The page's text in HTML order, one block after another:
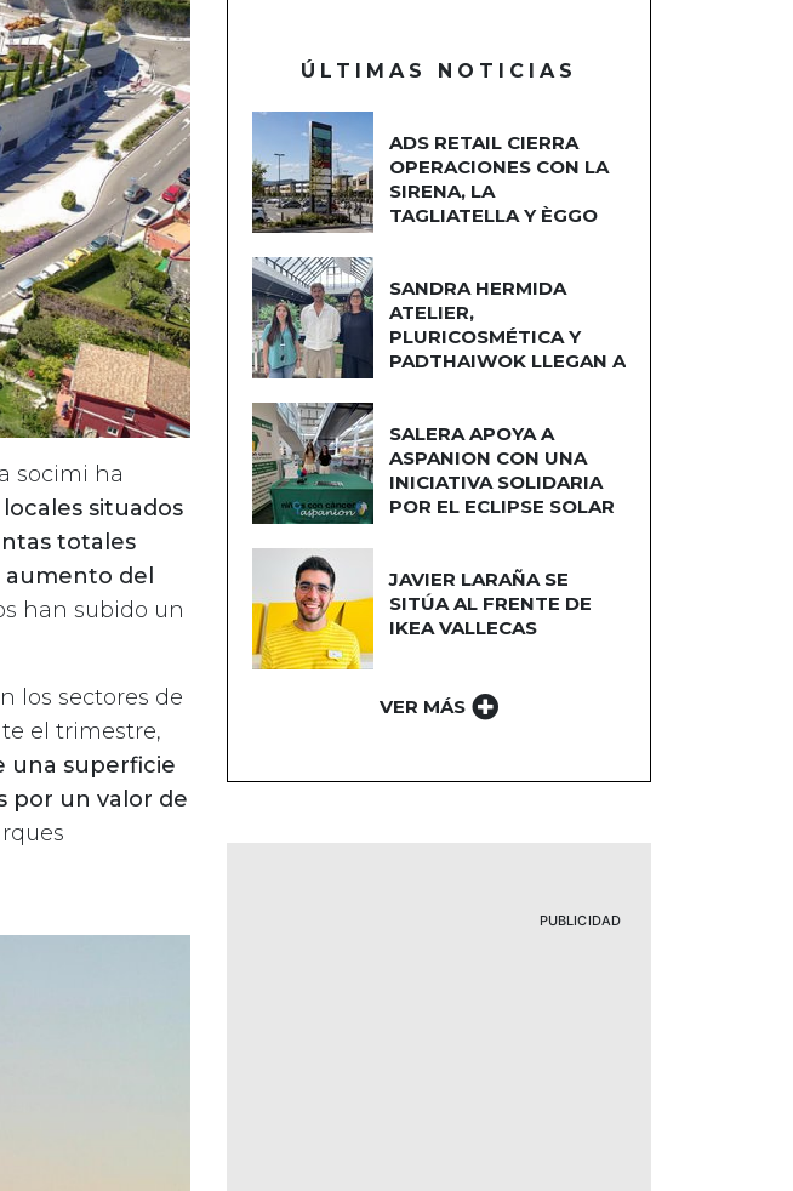
socimi ha
locales situados
totales
del
han subido un
los sectores de
el trimestre,
una superficie
por un valor de
ÚLTIMAS NOTICIAS
ADS RETAIL CIERRA
OPERACIONES CON LA
SIRENA, LA
TAGLIATELLA Y ÈGGO
SANDRA HERMIDA
ATELIER,
PLURICOSMÉTICA Y
PADTHAIWOK LLEGAN A
SALERA APOYA A
ASPANION CON UNA
INICIATIVA SOLIDARIA
POR EL ECLIPSE SOLAR
JAVIER LARAÑA SE
SITÚA AL FRENTE DE
IKEA VALLECAS
VER MÁS
PUBLICIDAD